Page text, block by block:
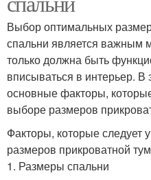
Выбор оптимальных
спальни является важным
только должна быть
вписываться в интерьер.
основные факторы,
выборе размеров
Факторы, которые следует
размеров прикроватной
1. Размеры спальни